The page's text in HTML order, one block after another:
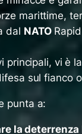
marittime,
dal NATORapid
principali, vi è
sul fianco
punta a:
la deterrenza